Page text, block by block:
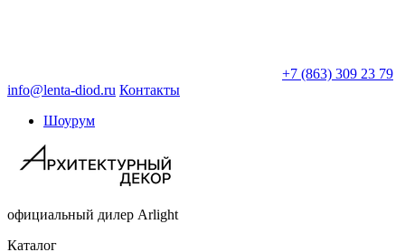
+7 (863) 309 23 79
info@lenta-diod.ru Контакты
Шоурум
официальный дилер Arlight
Каталог